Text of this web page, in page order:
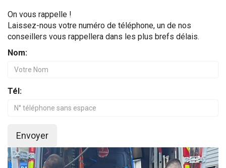
On vous rappelle !
Laissez-nous votre numéro de téléphone, un de nos
conseillers vous rappellera dans les plus brefs délais.
Nom:
Tél:
Envoyer